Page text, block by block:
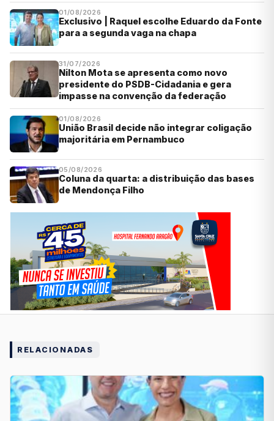
01/08/2026
Exclusivo | Raquel escolhe Eduardo da Fonte
para a segunda vaga na chapa
31/07/2026
Nilton Mota se apresenta como novo
presidente do PSDB-Cidadania e gera
impasse na convenção da federação
01/08/2026
União Brasil decide não integrar coligação
majoritária em Pernambuco
05/08/2026
Coluna da quarta: a distribuição das bases
de Mendonça Filho
RELACIONADAS